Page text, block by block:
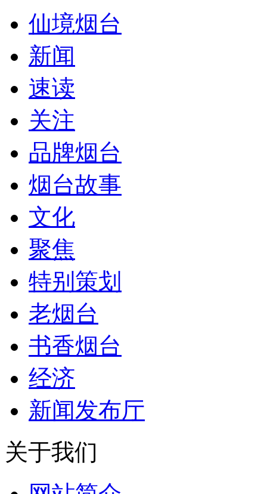
仙境烟台
新闻
速读
关注
品牌烟台
烟台故事
文化
聚焦
特别策划
老烟台
书香烟台
经济
新闻发布厅
关于我们